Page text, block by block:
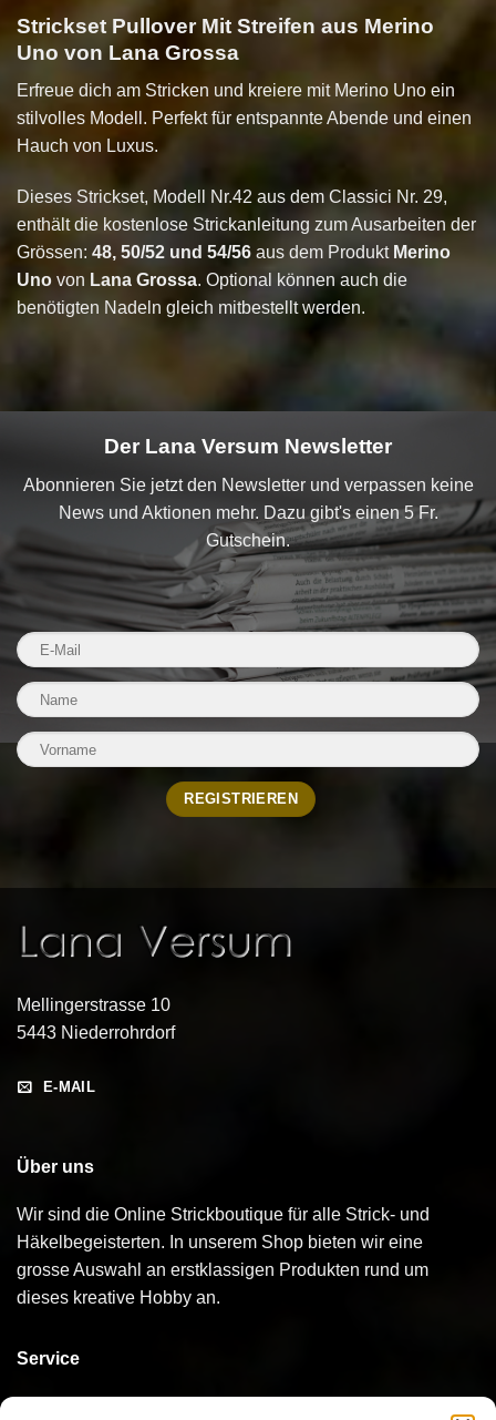
Strickset Pullover Mit Streifen aus Merino
Uno von Lana Grossa
Erfreue dich am Stricken und kreiere mit Merino Uno ein
stilvolles Modell. Perfekt für entspannte Abende und einen
Hauch von Luxus.
Dieses Strickset, Modell Nr.42 aus dem Classici Nr. 29,
enthält die kostenlose Strickanleitung zum Ausarbeiten der
Grössen: 48, 50/52 und 54/56 aus dem Produkt Merino
Uno von Lana Grossa. Optional können auch die
benötigten Nadeln gleich mitbestellt werden.
Der Lana Versum Newsletter
Abonnieren Sie jetzt den Newsletter und verpassen keine
News und Aktionen mehr. Dazu gibt's einen 5 Fr.
Gutschein.
Mellingerstrasse 10
5443 Niederrohrdorf
E-MAIL
Über uns
Wir sind die Online Strickboutique für alle Strick- und
Häkelbegeisterten. In unserem Shop bieten wir eine
grosse Auswahl an erstklassigen Produkten rund um
dieses kreative Hobby an.
Service